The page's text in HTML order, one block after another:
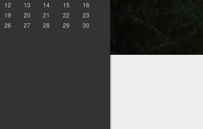
12 13 14 15
16
19 20 21 22
23
26 27 28 29
30